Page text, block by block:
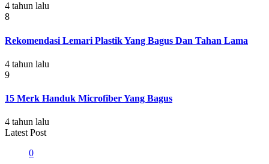
4 tahun lalu
8
Rekomendasi Lemari Plastik Yang Bagus Dan Tahan Lama
4 tahun lalu
9
15 Merk Handuk Microfiber Yang Bagus
4 tahun lalu
Latest Post
0